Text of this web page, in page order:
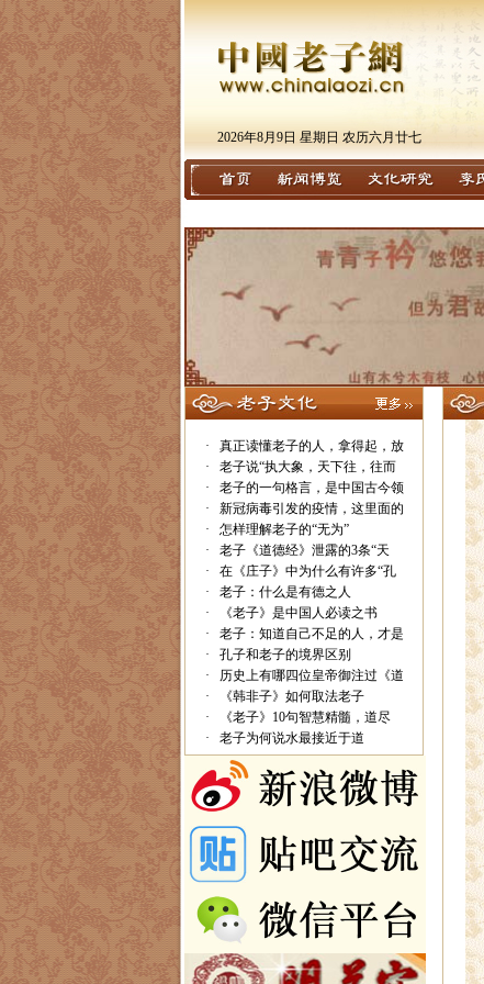
2026年8月9日 星期日 农历六月廿七
·
真正读懂老子的人，拿得起，放
·
老子说“执大象，天下往，往而
·
老子的一句格言，是中国古今领
·
新冠病毒引发的疫情，这里面的
·
怎样理解老子的“无为”
·
老子《道德经》泄露的3条“天
·
在《庄子》中为什么有许多“孔
·
老子：什么是有德之人
·
《老子》是中国人必读之书
·
老子：知道自己不足的人，才是
·
孔子和老子的境界区别
·
历史上有哪四位皇帝御注过《道
·
《韩非子》如何取法老子
·
《老子》10句智慧精髓，道尽
·
老子为何说水最接近于道